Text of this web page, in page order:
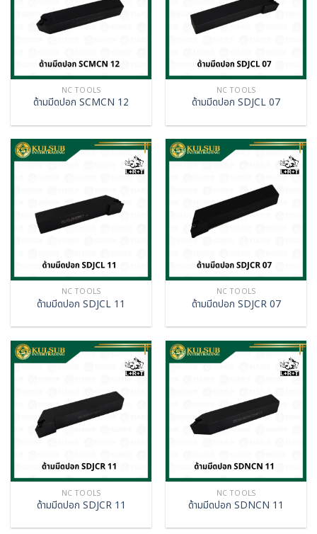
NC TOOLS
ด้ามมีดปอก SCMCN 12
NC TOOLS
ด้ามมีดปอก SDJCL 07
NC TOOLS
ด้ามมีดปอก SDJCL 11
NC TOOLS
ด้ามมีดปอก SDJCR 07
NC TOOLS
ด้ามมีดปอก SDJCR 11
NC TOOLS
ด้ามมีดปอก SDNCN 11